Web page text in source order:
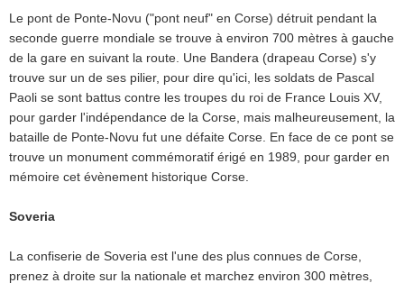
Le pont de Ponte-Novu ("pont neuf" en Corse) détruit pendant la
seconde guerre mondiale se trouve à environ 700 mètres à gauche
de la gare en suivant la route. Une Bandera (drapeau Corse) s'y
trouve sur un de ses pilier, pour dire qu'ici, les soldats de Pascal
Paoli se sont battus contre les troupes du roi de France Louis XV,
pour garder l'indépendance de la Corse, mais malheureusement, la
bataille de Ponte-Novu fut une défaite Corse. En face de ce pont se
trouve un monument commémoratif érigé en 1989, pour garder en
mémoire cet évènement historique Corse.
Soveria
La confiserie de Soveria est l'une des plus connues de Corse,
prenez à droite sur la nationale et marchez environ 300 mètres,